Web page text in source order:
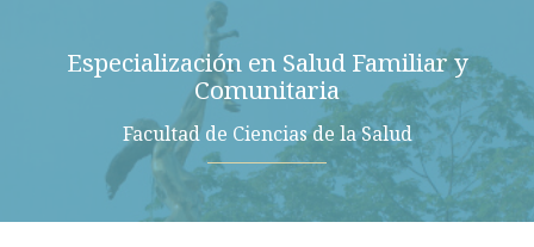
Especialización en Salud Familiar y
Comunitaria
Facultad de Ciencias de la Salud